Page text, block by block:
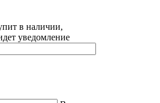
в наличии,
уведомление